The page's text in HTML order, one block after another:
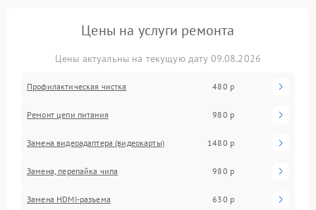
Цены на услуги ремонта
Цены актуальны на текущую дату 09.08.2026
Профилактическая чистка 480 р
Ремонт цепи питания 980 р
Замена видеоадаптера (видеокарты) 1480 р
Замена, перепайка чипа 980 р
Замена HDMI-разъема 630 р